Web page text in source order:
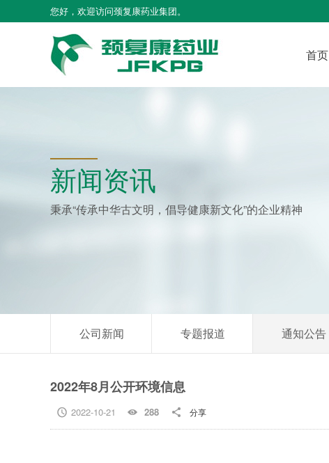
您好，欢迎访问颈复康药业集团。
首页
新闻资讯
秉承“传承中华古文明，倡导健康新文化”的企业精神
公司新闻 专题报道 通知公告
2022年8月公开环境信息
 2022-10-21  288  分享